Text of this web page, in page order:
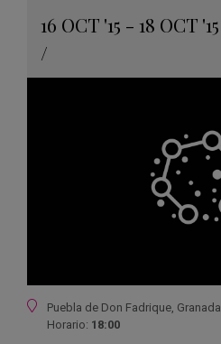
16 OCT '15 - 18 OCT '15
/
Ubicación
Puebla de Don Fadrique, Granada
Horario: 18:00